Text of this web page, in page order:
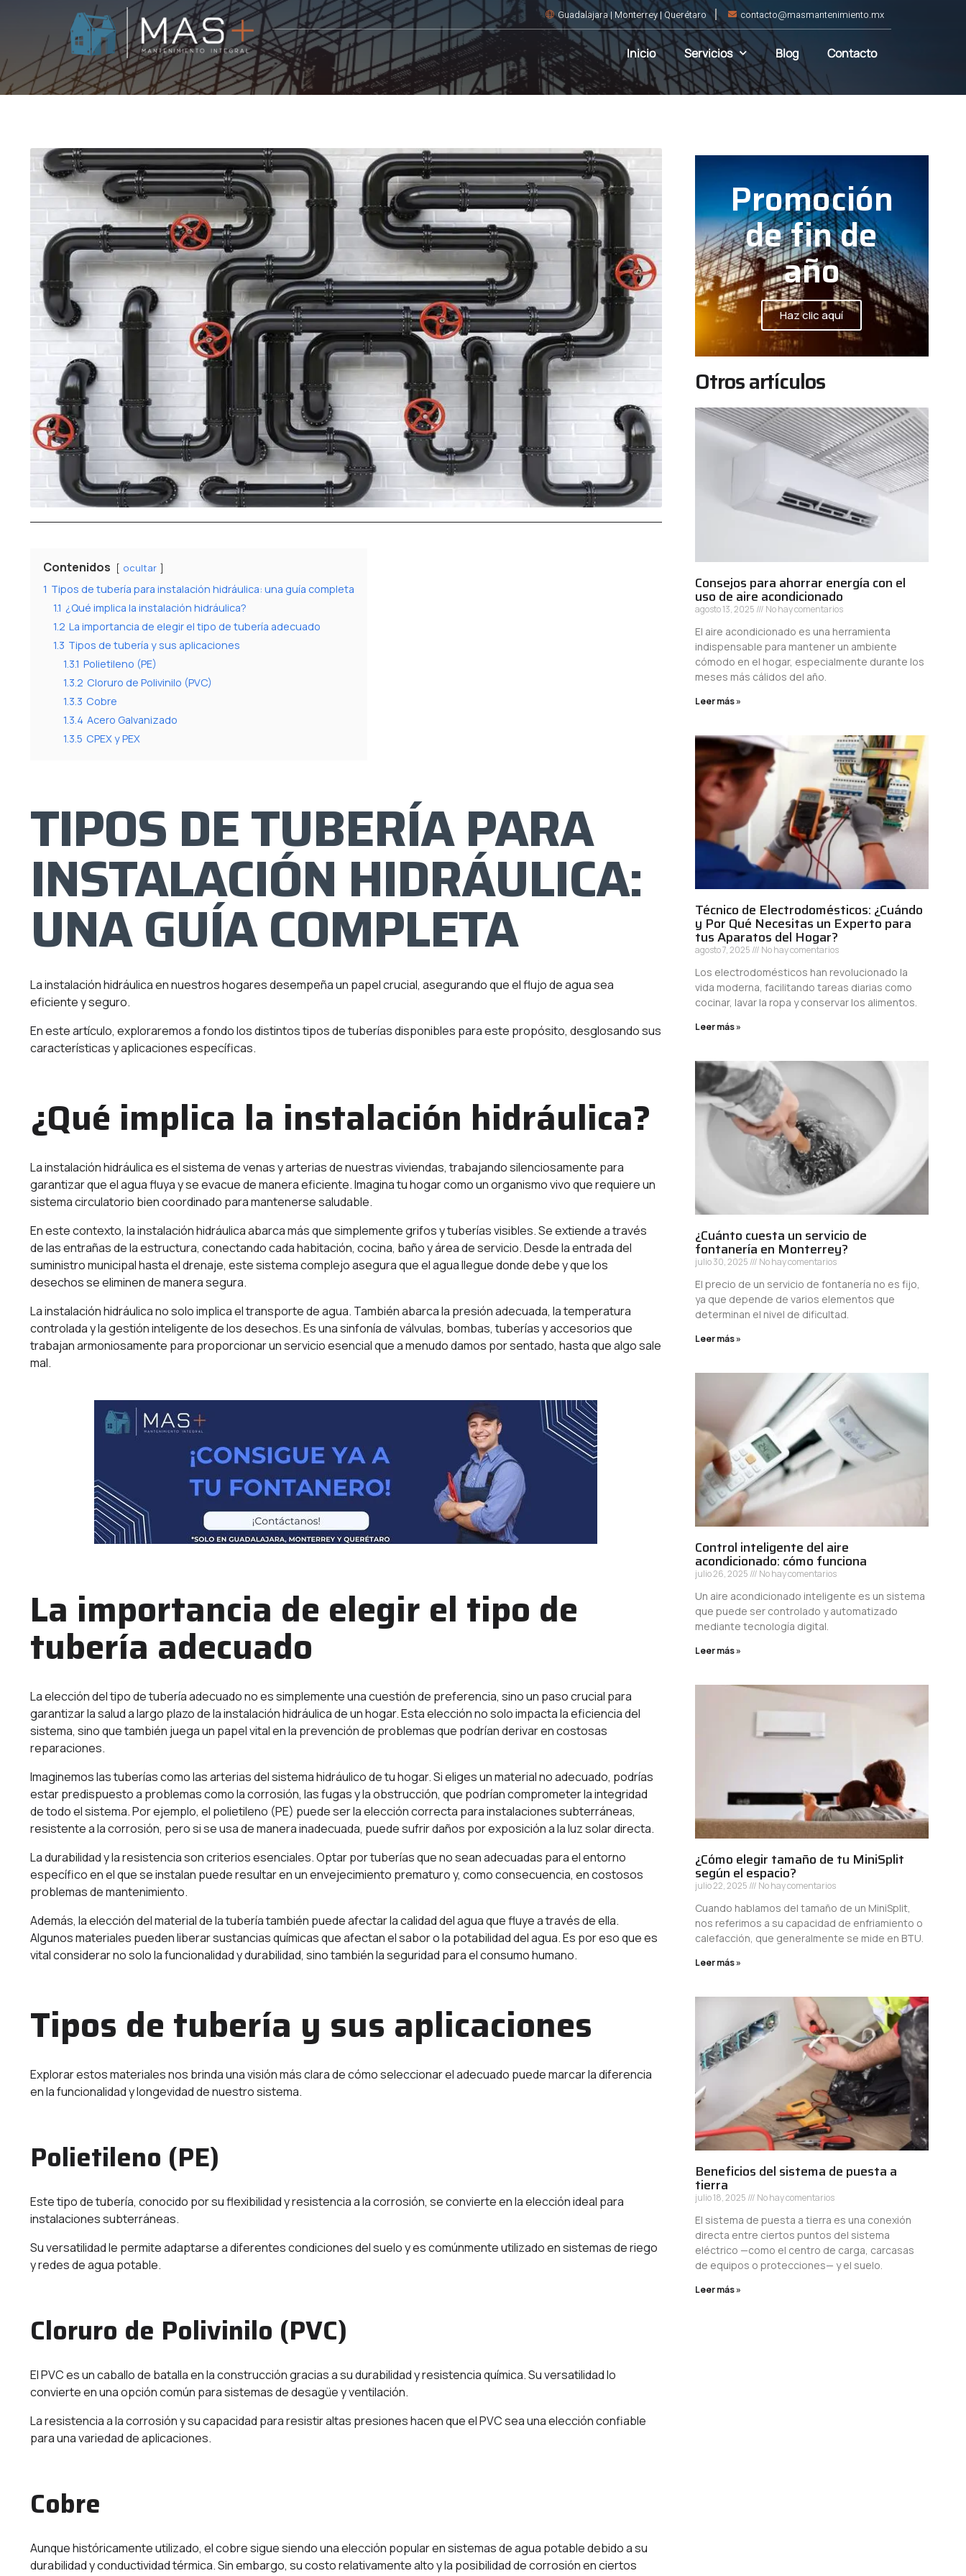
Guadalajara | Monterrey | Querétaro contacto@masmantenimiento.mx
Inicio Servicios Blog Contacto
Contenidos ocultar
1 Tipos de tubería para instalación hidráulica: una guía completa
1.1 ¿Qué implica la instalación hidráulica?
1.2 La importancia de elegir el tipo de tubería adecuado
1.3 Tipos de tubería y sus aplicaciones
1.3.1 Polietileno (PE)
1.3.2 Cloruro de Polivinilo (PVC)
1.3.3 Cobre
1.3.4 Acero Galvanizado
1.3.5 CPEX y PEX
TIPOS DE TUBERÍA PARA
INSTALACIÓN HIDRÁULICA:
UNA GUÍA COMPLETA
La instalación hidráulica en nuestros hogares desempeña un papel crucial, asegurando que el flujo de agua sea
eficiente y seguro.
En este artículo, exploraremos a fondo los distintos tipos de tuberías disponibles para este propósito, desglosando sus
características y aplicaciones específicas.
¿Qué implica la instalación hidráulica?
La instalación hidráulica es el sistema de venas y arterias de nuestras viviendas, trabajando silenciosamente para
garantizar que el agua fluya y se evacue de manera eficiente. Imagina tu hogar como un organismo vivo que requiere un
sistema circulatorio bien coordinado para mantenerse saludable.
En este contexto, la instalación hidráulica abarca más que simplemente grifos y tuberías visibles. Se extiende a través
de las entrañas de la estructura, conectando cada habitación, cocina, baño y área de servicio. Desde la entrada del
suministro municipal hasta el drenaje, este sistema complejo asegura que el agua llegue donde debe y que los
desechos se eliminen de manera segura.
La instalación hidráulica no solo implica el transporte de agua. También abarca la presión adecuada, la temperatura
controlada y la gestión inteligente de los desechos. Es una sinfonía de válvulas, bombas, tuberías y accesorios que
trabajan armoniosamente para proporcionar un servicio esencial que a menudo damos por sentado, hasta que algo sale
mal.
La importancia de elegir el tipo de
tubería adecuado
La elección del tipo de tubería adecuado no es simplemente una cuestión de preferencia, sino un paso crucial para
garantizar la salud a largo plazo de la instalación hidráulica de un hogar. Esta elección no solo impacta la eficiencia del
sistema, sino que también juega un papel vital en la prevención de problemas que podrían derivar en costosas
reparaciones.
Imaginemos las tuberías como las arterias del sistema hidráulico de tu hogar. Si eliges un material no adecuado, podrías
estar predispuesto a problemas como la corrosión, las fugas y la obstrucción, que podrían comprometer la integridad
de todo el sistema. Por ejemplo, el polietileno (PE) puede ser la elección correcta para instalaciones subterráneas,
resistente a la corrosión, pero si se usa de manera inadecuada, puede sufrir daños por exposición a la luz solar directa.
La durabilidad y la resistencia son criterios esenciales. Optar por tuberías que no sean adecuadas para el entorno
específico en el que se instalan puede resultar en un envejecimiento prematuro y, como consecuencia, en costosos
problemas de mantenimiento.
Además, la elección del material de la tubería también puede afectar la calidad del agua que fluye a través de ella.
Algunos materiales pueden liberar sustancias químicas que afectan el sabor o la potabilidad del agua. Es por eso que es
vital considerar no solo la funcionalidad y durabilidad, sino también la seguridad para el consumo humano.
Tipos de tubería y sus aplicaciones
Explorar estos materiales nos brinda una visión más clara de cómo seleccionar el adecuado puede marcar la diferencia
en la funcionalidad y longevidad de nuestro sistema.
Polietileno (PE)
Este tipo de tubería, conocido por su flexibilidad y resistencia a la corrosión, se convierte en la elección ideal para
instalaciones subterráneas.
Su versatilidad le permite adaptarse a diferentes condiciones del suelo y es comúnmente utilizado en sistemas de riego
y redes de agua potable.
Cloruro de Polivinilo (PVC)
El PVC es un caballo de batalla en la construcción gracias a su durabilidad y resistencia química. Su versatilidad lo
convierte en una opción común para sistemas de desagüe y ventilación.
La resistencia a la corrosión y su capacidad para resistir altas presiones hacen que el PVC sea una elección confiable
para una variedad de aplicaciones.
Cobre
Aunque históricamente utilizado, el cobre sigue siendo una elección popular en sistemas de agua potable debido a su
durabilidad y conductividad térmica. Sin embargo, su costo relativamente alto y la posibilidad de corrosión en ciertos
Promoción
de fin de
año
Haz clic aquí
Otros artículos
Consejos para ahorrar energía con el
uso de aire acondicionado
agosto 13, 2025 No hay comentarios
El aire acondicionado es una herramienta
indispensable para mantener un ambiente
cómodo en el hogar, especialmente durante los
meses más cálidos del año.
Leer más »
Técnico de Electrodomésticos: ¿Cuándo
y Por Qué Necesitas un Experto para
tus Aparatos del Hogar?
agosto 7, 2025 No hay comentarios
Los electrodomésticos han revolucionado la
vida moderna, facilitando tareas diarias como
cocinar, lavar la ropa y conservar los alimentos.
Leer más »
¿Cuánto cuesta un servicio de
fontanería en Monterrey?
julio 30, 2025 No hay comentarios
El precio de un servicio de fontanería no es fijo,
ya que depende de varios elementos que
determinan el nivel de dificultad.
Leer más »
Control inteligente del aire
acondicionado: cómo funciona
julio 26, 2025 No hay comentarios
Un aire acondicionado inteligente es un sistema
que puede ser controlado y automatizado
mediante tecnología digital.
Leer más »
¿Cómo elegir tamaño de tu MiniSplit
según el espacio?
julio 22, 2025 No hay comentarios
Cuando hablamos del tamaño de un MiniSplit,
nos referimos a su capacidad de enfriamiento o
calefacción, que generalmente se mide en BTU.
Leer más »
Beneficios del sistema de puesta a
tierra
julio 18, 2025 No hay comentarios
El sistema de puesta a tierra es una conexión
directa entre ciertos puntos del sistema
eléctrico —como el centro de carga, carcasas
de equipos o protecciones— y el suelo.
Leer más »